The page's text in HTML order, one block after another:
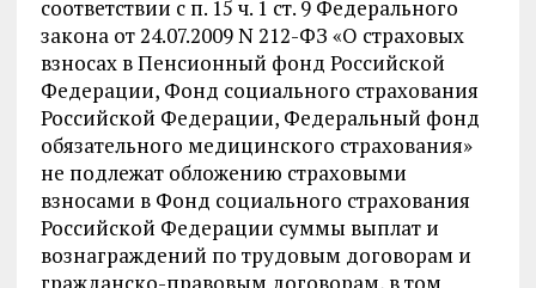
соответствии с п. 15 ч. 1 ст. 9 Федерального
закона от 24.07.2009 N 212-ФЗ «О страховых
взносах в Пенсионный фонд Российской
Федерации, Фонд социального страхования
Российской Федерации, Федеральный фонд
обязательного медицинского страхования»
не подлежат обложению страховыми
взносами в Фонд социального страхования
Российской Федерации суммы выплат и
вознаграждений по трудовым договорам и